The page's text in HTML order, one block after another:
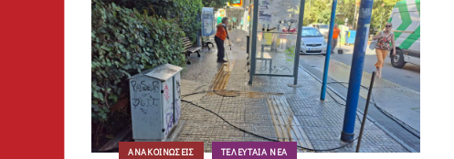
ΑΝΑΚΟΙΝΏΣΕΙΣ ΤΕΛΕΥΤΑΊΑ ΝΈΑ